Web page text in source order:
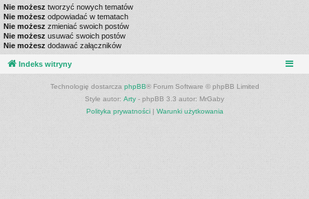
Nie możesz tworzyć nowych tematów
Nie możesz odpowiadać w tematach
Nie możesz zmieniać swoich postów
Nie możesz usuwać swoich postów
Nie możesz dodawać załączników
Indeks witryny
Technologię dostarcza phpBB® Forum Software © phpBB Limited
Style autor: Arty - phpBB 3.3 autor: MrGaby
Polityka prywatności| Warunki użytkowania